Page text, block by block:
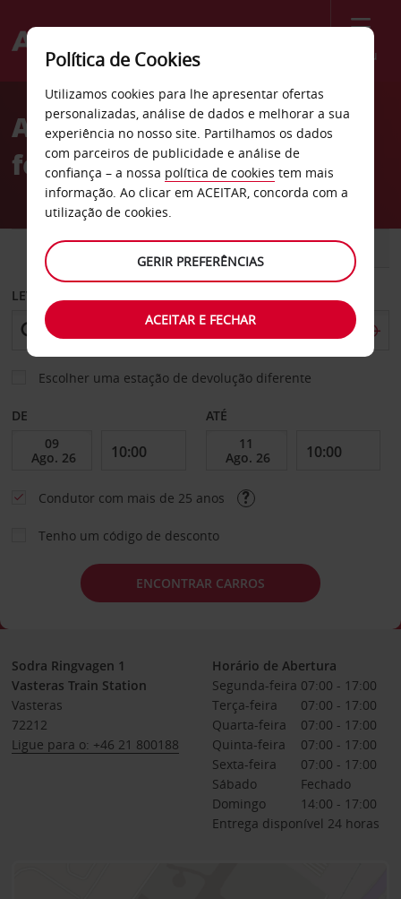
Menu
Welcome
AvisAluguer de carros Estação
ferroviária de Vasteras
CARRO COMERCIAIS
LEVANTAR EM
Escolher uma estação de devolução diferente
DE ATÉ
Condutor com mais de 25 anos
Tenho um código de desconto
ENCONTRAR CARROS
Sodra Ringvagen 1
Vasteras Train Station
Vasteras
72212
Ligue para o: +46 21 800188
Horário de Abertura
Segunda-feira 07:00 - 17:00
Terça-feira
07:00 - 17:00
Quarta-feira
07:00 - 17:00
Quinta-feira
07:00 - 17:00
Sexta-feira
07:00 - 17:00
Sábado
Fechado
Domingo
14:00 - 17:00
Entrega disponível 24 horas
Política de Cookies
Utilizamos cookies para lhe apresentar ofertas
personalizadas, análise de dados e melhorar a sua
experiência no nosso site. Partilhamos os dados
com parceiros de publicidade e análise de
confiança – a nossa política de cookies tem mais
informação. Ao clicar em ACEITAR, concorda com a
utilização de cookies.
GERIR PREFERÊNCIAS
ACEITAR E FECHAR